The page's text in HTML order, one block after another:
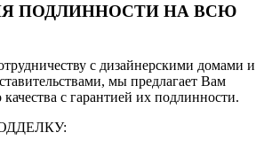
ПОДЛИННОСТИ НА ВСЮ
с дизайнерскими домами и
мы предлагает Вам
с гарантией их подлинности.